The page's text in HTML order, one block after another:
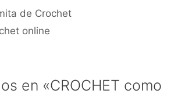
de Crochet
online
en «CROCHET como